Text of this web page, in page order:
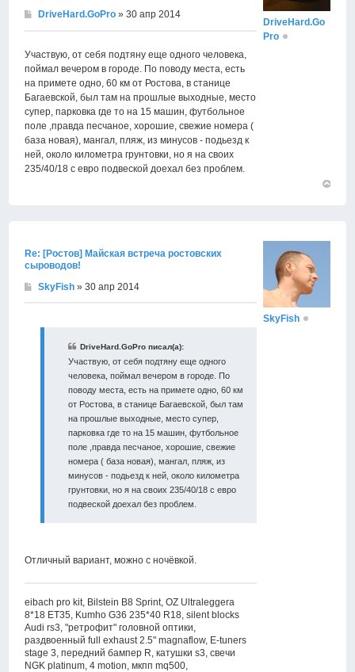
DriveHard.GoPro » 30 апр 2014
Участвую, от себя подтяну еще одного человека,
поймал вечером в городе. По поводу места, есть
на примете одно, 60 км от Ростова, в станице
Багаевской, был там на прошлые выходные, место
супер, парковка где то на 15 машин, футбольное
поле ,правда песчаное, хорошие, свежие номера (
база новая), мангал, пляж, из минусов - подьезд к
ней, около километра грунтовки, но я на своих
235/40/18 с евро подвеской доехал без проблем.
DriveHard.Go
Pro
Re: [Ростов] Майская встреча ростовских
сыроводов!
SkyFish » 30 апр 2014
DriveHard.GoPro писал(а):
Участвую, от себя подтяну еще одного
человека, поймал вечером в городе. По
поводу места, есть на примете одно, 60 км
от Ростова, в станице Багаевской, был там
на прошлые выходные, место супер,
парковка где то на 15 машин, футбольное
поле ,правда песчаное, хорошие, свежие
номера ( база новая), мангал, пляж, из
минусов - подьезд к ней, около километра
грунтовки, но я на своих 235/40/18 с евро
подвеской доехал без проблем.
Отличный вариант, можно с ночёвкой.
eibach pro kit, Bilstein B8 Sprint, OZ Ultraleggera
8*18 ET35, Kumho G36 235*40 R18, silent blocks
Audi rs3, "ретрофит" головной оптики,
раздвоенный full exhaust 2.5" magnaflow, E-tuners
stage 3, передний бампер R, катушки s3, свечи
NGK platinum, 4 motion, мкпп mq500,
SkyFish